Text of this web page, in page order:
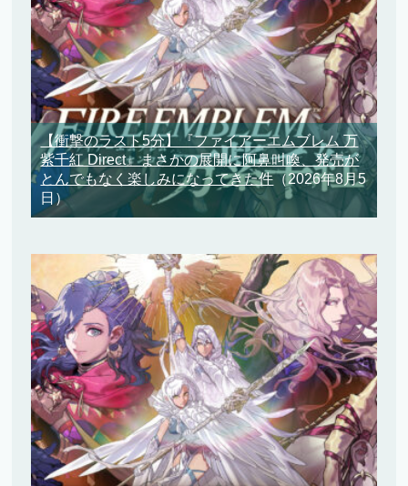
【衝撃のラスト5分】『ファイアーエムブレム 万
紫千紅 Direct』まさかの展開に阿鼻叫喚、発売が
とんでもなく楽しみになってきた件（2026年8月5
日）